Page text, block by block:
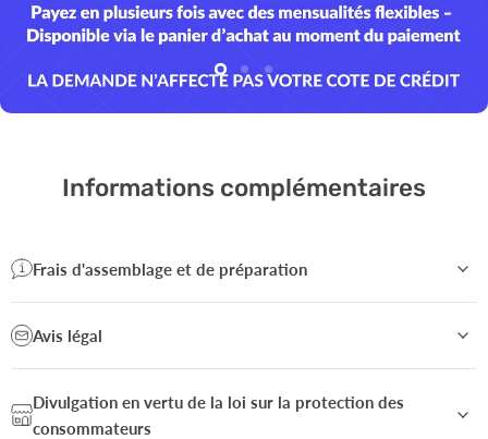
Diapositive
Diapositive
Diapositive
Informations complémentaires
Frais d'assemblage et de préparation
Avis légal
Divulgation en vertu de la loi sur la protection des
consommateurs